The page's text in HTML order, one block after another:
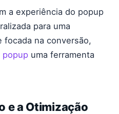
a experiência do popup
para uma
focada na conversão,
popup uma ferramenta
e a Otimização